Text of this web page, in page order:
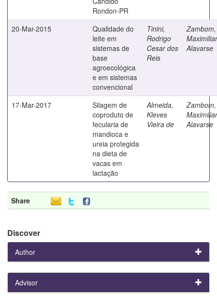
Rondon-PR
20-Mar-2015
Qualidade do
leite em
sistemas de
base
agroecológica
e em sistemas
convencional
Tinini,
Rodrigo
Cesar dos
Reis
Zambom,
Alavarse
17-Mar-2017
Silagem de
coproduto de
fecularia de
mandioca e
ureia protegida
na dieta de
vacas em
lactação
Almeida,
Kleves
Vieira de
Zambom,
Alavarse
Share
Discover
Author
Advisor